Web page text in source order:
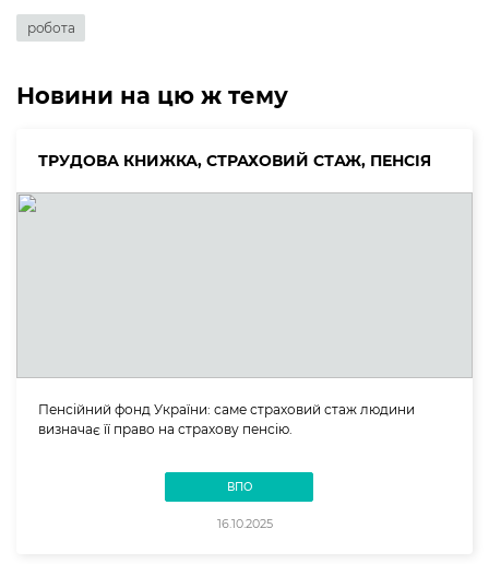
робота
Новини на цю ж тему
ТРУДОВА КНИЖКА, СТРАХОВИЙ СТАЖ, ПЕНСІЯ
Пенсійний фонд України: саме страховий стаж людини
визначає її право на страхову пенсію.
ВПО
16.10.2025